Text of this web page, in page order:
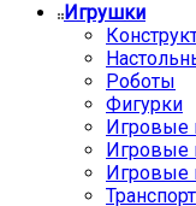
Игрушки
Роботы
Фигурки
Игровые
Игровые
Игровые
Транспорт